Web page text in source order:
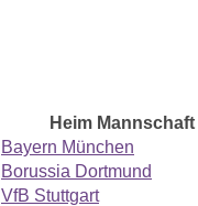
Heim Mannschaft
Bayern München
Borussia Dortmund
VfB Stuttgart